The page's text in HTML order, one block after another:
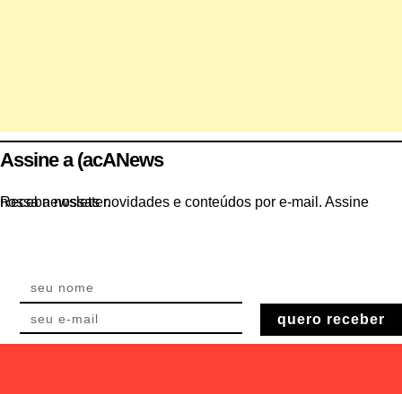
Assine a (acANews
Receba nossas novidades e conteúdos por e-mail. Assine nossa newsletter.
quero receber